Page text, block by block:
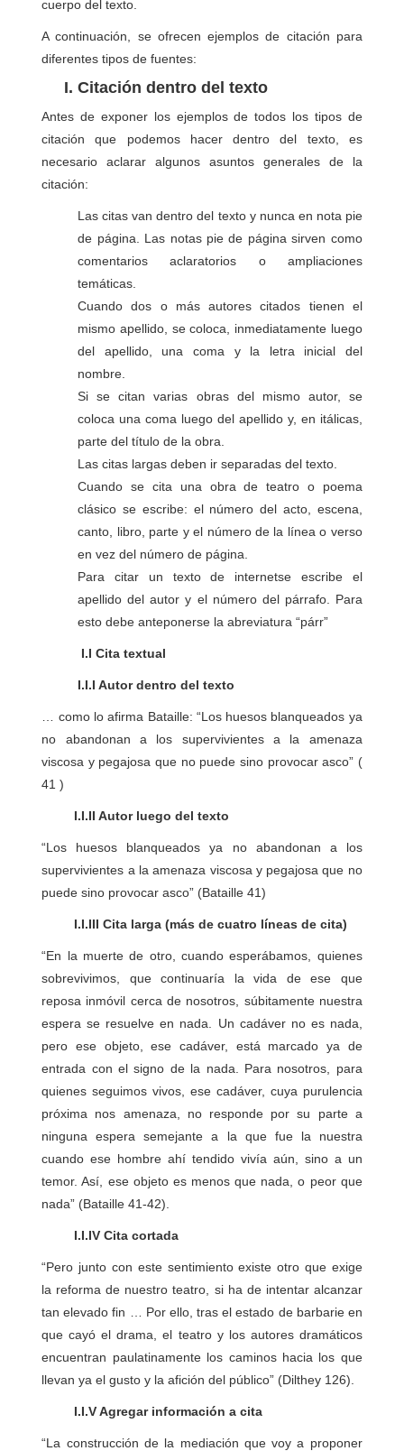
cuerpo del texto.
A continuación, se ofrecen ejemplos de citación para
diferentes tipos de fuentes:
I. Citación dentro del texto
Antes de exponer los ejemplos de todos los tipos de
citación que podemos hacer dentro del texto, es
necesario aclarar algunos asuntos generales de la
citación:
Las citas van dentro del texto y nunca en nota pie
de página. Las notas pie de página sirven como
comentarios aclaratorios o ampliaciones
temáticas.
Cuando dos o más autores citados tienen el
mismo apellido, se coloca, inmediatamente luego
del apellido, una coma y la letra inicial del
nombre.
Si se citan varias obras del mismo autor, se
coloca una coma luego del apellido y, en itálicas,
parte del título de la obra.
Las citas largas deben ir separadas del texto.
Cuando se cita una obra de teatro o poema
clásico se escribe: el número del acto, escena,
canto, libro, parte y el número de la línea o verso
en vez del número de página.
Para citar un texto de internetse escribe el
apellido del autor y el número del párrafo. Para
esto debe anteponerse la abreviatura “párr”
I.I Cita textual
I.I.I Autor dentro del texto
… como lo afirma Bataille: “Los huesos blanqueados ya
no abandonan a los supervivientes a la amenaza
viscosa y pegajosa que no puede sino provocar asco” (
41 )
I.I.II Autor luego del texto
“Los huesos blanqueados ya no abandonan a los
supervivientes a la amenaza viscosa y pegajosa que no
puede sino provocar asco” (Bataille 41)
I.I.III Cita larga (más de cuatro líneas de cita)
“En la muerte de otro, cuando esperábamos, quienes
sobrevivimos, que continuaría la vida de ese que
reposa inmóvil cerca de nosotros, súbitamente nuestra
espera se resuelve en nada. Un cadáver no es nada,
pero ese objeto, ese cadáver, está marcado ya de
entrada con el signo de la nada. Para nosotros, para
quienes seguimos vivos, ese cadáver, cuya purulencia
próxima nos amenaza, no responde por su parte a
ninguna espera semejante a la que fue la nuestra
cuando ese hombre ahí tendido vivía aún, sino a un
temor. Así, ese objeto es menos que nada, o peor que
nada” (Bataille 41-42).
I.I.IV Cita cortada
“Pero junto con este sentimiento existe otro que exige
la reforma de nuestro teatro, si ha de intentar alcanzar
tan elevado fin … Por ello, tras el estado de barbarie en
que cayó el drama, el teatro y los autores dramáticos
encuentran paulatinamente los caminos hacia los que
llevan ya el gusto y la afición del público” (Dilthey 126).
I.I.V Agregar información a cita
“La construcción de la mediación que voy a proponer